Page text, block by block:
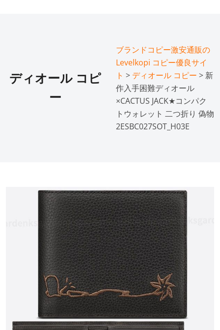
ディオール コピ
ー
ブランドコピー激安通販の
Levelkopi コピー優良サイ
ト > ディオール コピー > 新
作入手困難ディオール
×CACTUS JACK★コンパク
トウォレット 二つ折り 偽物
2ESBC027SOT_H03E